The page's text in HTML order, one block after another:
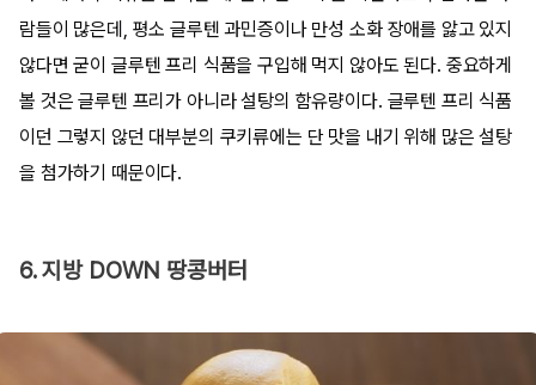
람들이 많은데, 평소 글루텐 과민증이나 만성 소화 장애를 앓고 있지
않다면 굳이 글루텐 프리 식품을 구입해 먹지 않아도 된다. 중요하게
볼 것은 글루텐 프리가 아니라 설탕의 함유량이다. 글루텐 프리 식품
이던 그렇지 않던 대부분의 쿠키류에는 단 맛을 내기 위해 많은 설탕
을 첨가하기 때문이다.
6. 지방 DOWN 땅콩버터